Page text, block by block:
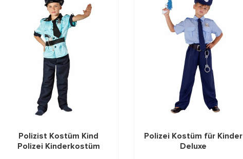
Polizist Kostüm Kind
Polizei Kinderkostüm
Polizei Kostüm für Kinder
Deluxe